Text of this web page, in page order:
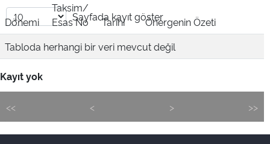
Sayfada kayıt göster
Dönemi
Taksim/
Esas No
Tarihi
Önergenin Özeti
Tabloda herhangi bir veri mevcut değil
Kayıt yok
<< < > >>